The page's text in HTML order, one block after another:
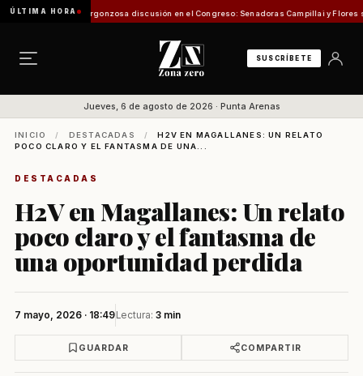
ÚLTIMA HORA
de Pesca Vergonzosa discusión en el Congreso: Senadoras Campillai y Flores se
SUSCRÍBETE
Jueves, 6 de agosto de 2026 · Punta Arenas
INICIO / DESTACADAS /
H2V EN MAGALLANES: UN RELATO
POCO CLARO Y EL FANTASMA DE UNA...
DESTACADAS
H2V en Magallanes: Un relato
poco claro y el fantasma de
una oportunidad perdida
7 mayo, 2026 · 18:49Lectura: 3 min
GUARDAR COMPARTIR